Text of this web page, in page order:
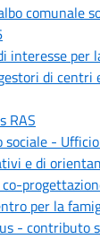
comunale
interesse per
di
RAS
sociale -
e di
per la
- contributo